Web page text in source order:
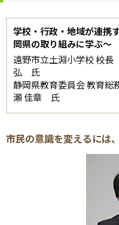
学校・行政・地域が連
岡県の取り組みに学ぶ～
遠野市立土淵小学校 校
弘 氏
静岡県教育委員会 教育
瀬 佳章 氏
市民の意識を変えるには